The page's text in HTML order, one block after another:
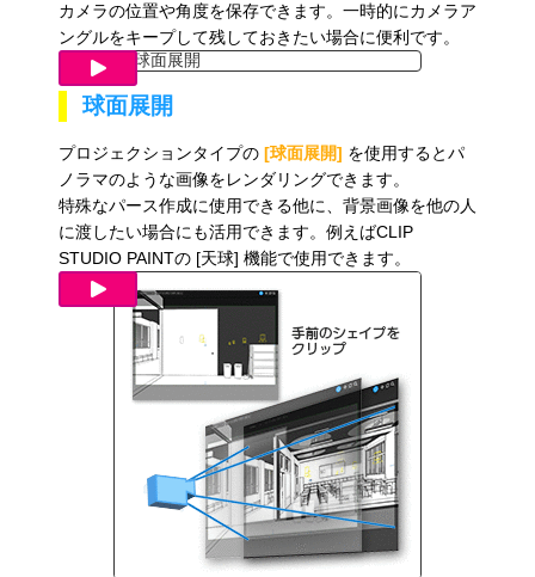
カメラの位置や角度を保存できます。一時的にカメラア
ングルをキープして残しておきたい場合に便利です。
球面展開
プロジェクションタイプの [球面展開] を使用するとパ
ノラマのような画像をレンダリングできます。
特殊なパース作成に使用できる他に、背景画像を他の人
に渡したい場合にも活用できます。例えばCLIP
STUDIO PAINTの [天球] 機能で使用できます。